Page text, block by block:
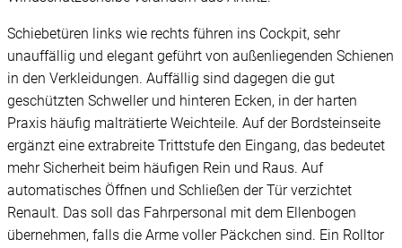
Schiebetüren links wie rechts führen ins Cockpit, sehr
unauffällig und elegant geführt von außenliegenden Schienen
in den Verkleidungen. Auffällig sind dagegen die gut
geschützten Schweller und hinteren Ecken, in der harten
Praxis häufig malträtierte Weichteile. Auf der Bordsteinseite
ergänzt eine extrabreite Trittstufe den Eingang, das bedeutet
mehr Sicherheit beim häufigen Rein und Raus. Auf
automatisches Öffnen und Schließen der Tür verzichtet
Renault. Das soll das Fahrpersonal mit dem Ellenbogen
übernehmen, falls die Arme voller Päckchen sind. Ein Rolltor